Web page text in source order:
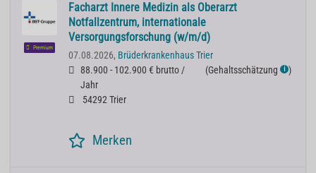
Premium
Facharzt Innere Medizin als Oberarzt
Notfallzentrum, internationale
Versorgungsforschung (w/m/d)
07.08.2026, Brüderkrankenhaus Trier
88.900 - 102.900 € brutto /
Jahr
(Gehaltsschätzung ℹ )
54292 Trier
Merken